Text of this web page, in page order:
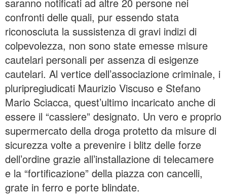
confronti delle quali, pur essendo stata
riconosciuta la sussistenza di gravi indizi di
colpevolezza, non sono state emesse misure
cautelari personali per assenza di esigenze
cautelari. Al vertice dell’associazione criminale, i
pluripregiudicati Maurizio Viscuso e Stefano
Mario Sciacca, quest’ultimo incaricato anche di
essere il “cassiere” designato. Un vero e proprio
supermercato della droga protetto da misure di
sicurezza volte a prevenire i blitz delle forze
dell’ordine grazie all’installazione di telecamere
e la “fortificazione” della piazza con cancelli,
grate in ferro e porte blindate.